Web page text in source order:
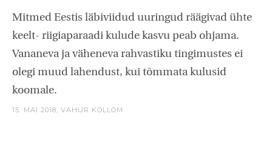
Mitmed Eestis läbiviidud uuringud räägivad ühte
keelt- riigiaparaadi kulude kasvu peab ohjama.
Vananeva ja väheneva rahvastiku tingimustes ei
olegi muud lahendust, kui tõmmata kulusid
koomale.
15. MAI 2018, VAHUR KOLLOM